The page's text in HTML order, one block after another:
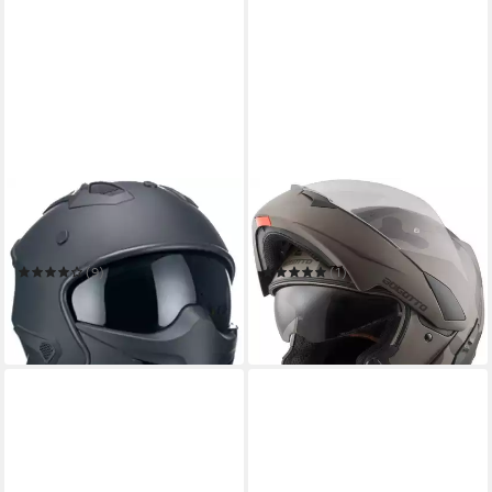
RALLOX HELMETS
Motorradhelm Motorradhelm
Jethelm 726 schwarz matt
(9)
79,95 €
in 4-5 Werktagen bei dir
BOGOTTO
Motorradhelm V280 Camo
Klapphelm
(1)
75,49 € 179,95 €
-58%
in 4-5 Werktagen bei dir